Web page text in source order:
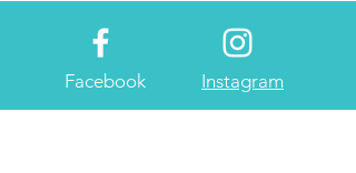
Facebook Instagram